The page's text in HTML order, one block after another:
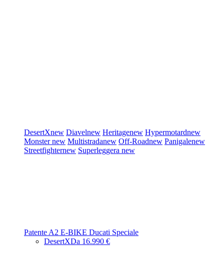
DesertXnew Diavelnew Heritagenew Hypermotardnew
Monsternew Multistradanew Off-Roadnew Panigalenew
Streetfighternew Superleggera new
Patente A2 E-BIKE Ducati Speciale
DesertXDa 16.990 €